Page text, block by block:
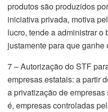
produtos são produzidos
iniciativa privada, motiva
lucro, tende a administrar o
justamente para que
7 – Autorização do STF
empresas estatais: a partir
a privatização de
é, empresas controladas